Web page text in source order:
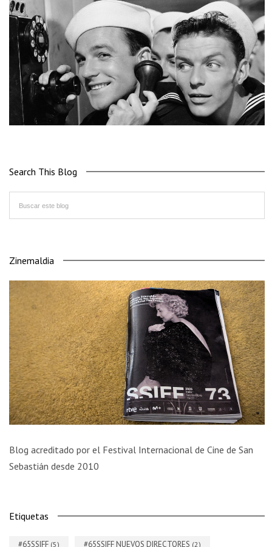
Search This Blog
Zinemaldia
Blog acreditado por el Festival Internacional de Cine de San
Sebastián desde 2010
Etiquetas
#65SSIFF (5) #65SSIFF NUEVOS DIRECTORES (2)